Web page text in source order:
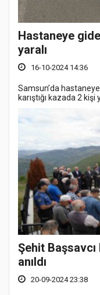
Hastaneye
yaralı
16-10-2024 14:36
Samsun’da
karıştığı kazada 2 kişi
Şehit
anıldı
20-09-2024 23:38